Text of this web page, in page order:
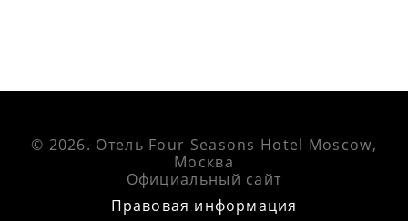
© 2026. Отель Four Seasons Hotel Moscow,
Москва
Официальный сайт
Правовая информация